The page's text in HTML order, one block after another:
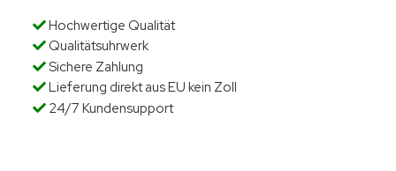
Hochwertige Qualität
Qualitätsuhrwerk
Sichere Zahlung
Lieferung direkt aus EU kein Zoll
24/7 Kundensupport